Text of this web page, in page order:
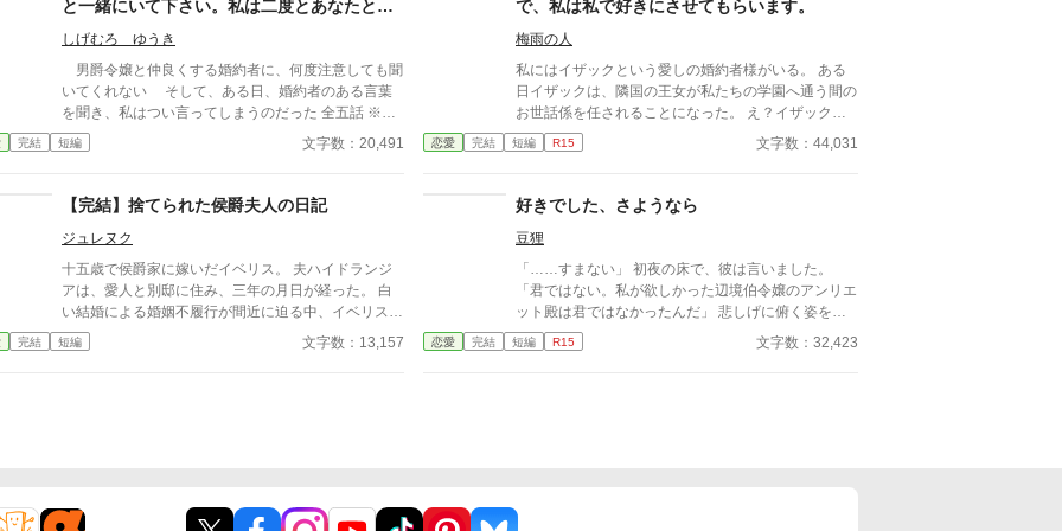
ざまぁは薄味となっております。（当社比）もしかし
たらざまぁですらないかもしれません。汗 お読みい
ただく際ご注意くださいませ。 ※完結保証。全10話
+番外編1話です。 ※番外編2話追加しました。 ※こ
ちらの作品は「小説家になろう」、「カクヨム」にも
掲載しています。
と一緒にいて下さい。私は二度とあなたとは
関わりませんので……。
しげむろ ゆうき
男爵令嬢と仲良くする婚約者に、何度注意しても聞
いてくれない そして、ある日、婚約者のある言葉
を聞き、私はつい言ってしまうのだった 全五話 ※ホ
ラー無し
完結 短編 文字数：20,491
で、私は私で好きにさせてもらいます。
梅雨の人
私にはイザックという愛しの婚約者様がいる。 ある
日イザックは、隣国の王女が私たちの学園へ通う間の
お世話係を任されることになった。 え？イザックの
婚約者って私でした。よね…？ 二人の仲睦まじい様
子を見聞きするたびに、私の心は折れてしまいまし
は好きにさせていただきます。
恋愛 完結 短編 R15 文字数：44,031
【完結】捨てられた侯爵夫人の日記
ジュレヌク
十五歳で侯爵家に嫁いだイベリス。 夫ハイドランジ
アは、愛人と別邸に住み、三年の月日が経った。 白
い結婚による婚姻不履行が間近に迫る中、イベリス
は、高熱を出して記憶を失う。 戻ってきた夫は、妻
に仕える侍女アリッサムから、いない月日の間書き綴
様々な人間の思いが交錯し、物語は、思わぬ方向へと
進んでいく。
完結 短編 文字数：13,157
好きでした、さようなら
豆狸
「……すまない」 初夜の床で、彼は言いました。
「君ではない。私が欲しかった辺境伯令嬢のアンリエ
ット殿は君ではなかったんだ」 悲しげに俯く姿を見
て、私の心は二度目の死を迎えたのです。 なろう様
でも公開中です。
恋愛 完結 短編 R15 文字数：32,423